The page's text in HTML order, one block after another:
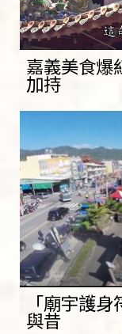
嘉義美食爆
加持
「廟宇護
與昔